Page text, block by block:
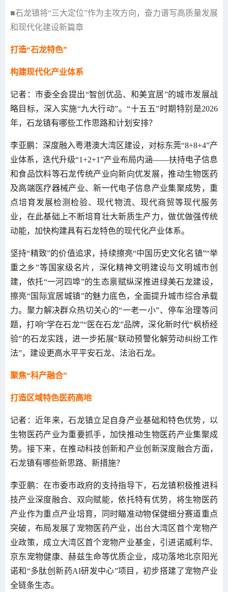
■石龙镇将“三大定位”作为主攻方向，奋力谱写高质量发展
和现代化建设新篇章
打造“石龙特色”
构建现代化产业体系
记者：市委全会提出“智创优品、和美宜居”的城市发展战
略目标，深入实施“九大行动”。“十五五”时期特别是2026
年，石龙镇有哪些工作思路和计划安排？
李亚鹏：深度融入粤港澳大湾区建设，对标东莞“8+8+4”产
业体系，迭代升级“1+2+1”产业布局内涵——扶持电子信息
和食品饮料等石龙传统产业向新向优发展，推动生物医药
及高端医疗器械产业、新一代电子信息产业集聚成势，重
点培育发展检测检验、现代物流、现代商贸等现代服务
业，在此基础上不断培育壮大新质生产力，做优做强传统
动能，加快构建具有石龙特色的现代化产业体系。
坚持“精致”的价值追求，持续擦亮“中国历史文化名镇”“举
重之乡”等国家级名片，深化精神文明建设与文明城市创
建，依托“一河四埠”的生态禀赋纵深推进绿美石龙建设，
擦亮“国际宜居城镇”的魅力底色，全面提升城市综合承载
力。聚力解决群众热切关心的“一老一小”、停车治理等问
题，打响“学在石龙”“医在石龙”品牌，深化新时代“枫桥经
验”的石龙实践，进一步拓展“联动预警化解劳动纠纷工作
法”，建设更高水平平安石龙、法治石龙。
聚焦“科产融合”
打造区域特色医药高地
记者：近年来，石龙镇立足自身产业基础和特色优势，以
生物医药产业为重要抓手，加快推动生物医药产业集聚成
势。接下来，在推动科技创新和产业创新深度融合方面，
石龙镇有哪些新思路、新措施？
李亚鹏：在市委市政府的支持指导下，石龙镇积极推进科
技产业深度融合、双向赋能，依托特有优势，将生物医药
产业作为重点产业培育，同时瞄准动物保健细分赛道重点
突破，布局发展了宠物医药产业，出台大湾区首个宠物产
业政策，成立大湾区首个宠物产业基金，引进诺威利华、
京东宠物健康、赫兹生命等优质企业，成功落地北京阳光
诺和“多肽创新药AI研发中心”项目，初步搭建了宠物产业
全链条生态。